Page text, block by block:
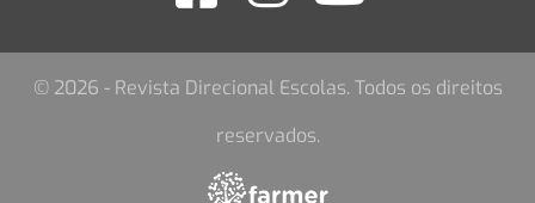
© 2026 - Revista Direcional Escolas. Todos os direitos
reservados.